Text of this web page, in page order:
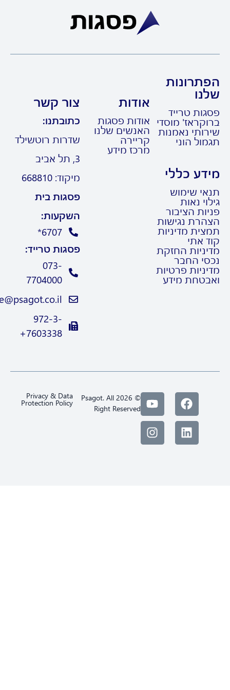
טרייד
מוסדי
נאמנות
הוני
כללי
שימוש
נאות
הציבור
נגישות
מדיניות
אתי
החזקת
החבר
פרטיות
מידע
אודות
אודות פסגות
האנשים שלנו
קריירה
מרכז מידע
צור קשר
כתובתנו:
שדרות רוטשילד
מיקוד: 668810
פסגות בית
השקעות:
6707*
פסגות טרייד:
073-
7704000
Trade@psagot.co.il
972-3-
7603338+
© 2026 Psagot. All
Right Reserved
Privacy & Data
Protection Policy